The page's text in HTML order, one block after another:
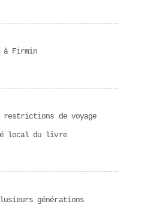
à Firmin
restrictions de voyage
local du livre
générations